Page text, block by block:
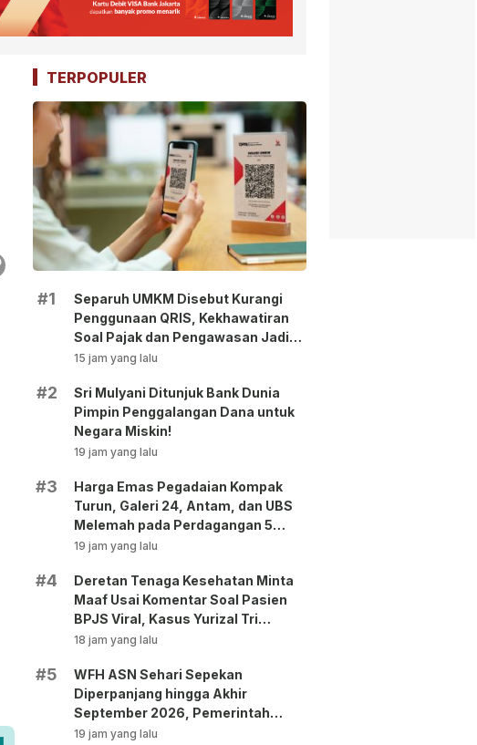
TERPOPULER
#1
Separuh UMKM Disebut Kurangi
Penggunaan QRIS, Kekhawatiran
Soal Pajak dan Pengawasan Jadi
Sorotan!
15 jam yang lalu
#2
Sri Mulyani Ditunjuk Bank Dunia
Pimpin Penggalangan Dana untuk
Negara Miskin!
19 jam yang lalu
#3
Harga Emas Pegadaian Kompak
Turun, Galeri 24, Antam, dan UBS
Melemah pada Perdagangan 5
Agustus 2026
19 jam yang lalu
#4
Deretan Tenaga Kesehatan Minta
Maaf Usai Komentar Soal Pasien
BPJS Viral, Kasus Yurizal Tri
Chaerawan Jadi Sorotan Publik!
18 jam yang lalu
#5
WFH ASN Sehari Sepekan
Diperpanjang hingga Akhir
September 2026, Pemerintah
Klaim Kinerja Tetap Optimal
19 jam yang lalu